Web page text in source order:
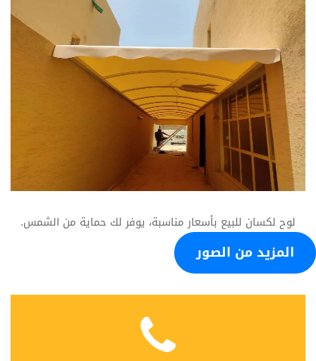
لوح لكسان للبيع بأسعار مناسبة، يوفر لك حماية من الشمس.
المزيد من الصور